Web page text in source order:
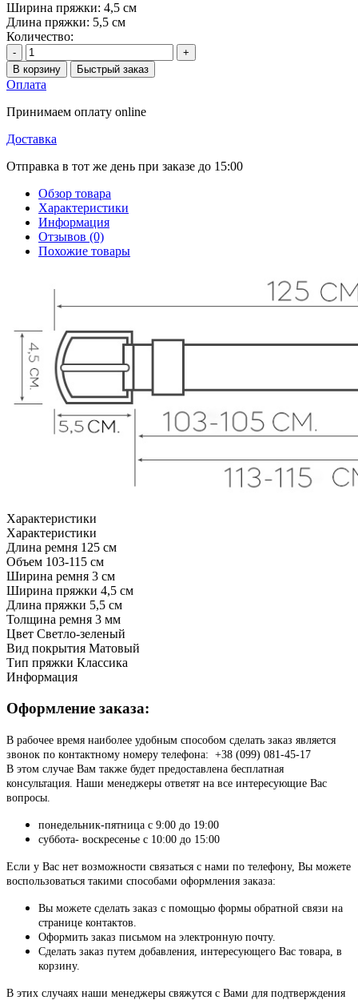
Ширина пряжки: 4,5 см
Длина пряжки: 5,5 см
Количество:
-
+
В корзину
Быстрый заказ
Оплата
Принимаем оплату online
Доставка
Отправка в тот же день при заказе до 15:00
Обзор товара
Характеристики
Информация
Отзывов (0)
Похожие товары
Характеристики
Характеристики
Длина ремня 125 см
Объем 103-115 см
Ширина ремня 3 см
Ширина пряжки 4,5 см
Длина пряжки 5,5 см
Толщина ремня 3 мм
Цвет Светло-зеленый
Вид покрытия Матовый
Тип пряжки Классика
Информация
Оформление заказа:
В рабочее время наиболее удобным способом сделать заказ является
звонок по контактному номеру телефона: +38 (099) 081-45-17
В этом случае Вам также будет предоставлена бесплатная
консультация. Наши менеджеры ответят на все интересующие Вас
вопросы.
понедельник-пятница с 9:00 до 19:00
суббота- воскресенье с 10:00 до 15:00
Если у Вас нет возможности связаться с нами по телефону, Вы можете
воспользоваться такими способами оформления заказа:
Вы можете сделать заказ с помощью формы обратной связи на
странице контактов.
Оформить заказ письмом на электронную почту.
Сделать заказ путем добавления, интересующего Вас товара, в
корзину.
В этих случаях наши менеджеры свяжутся с Вами для подтверждения